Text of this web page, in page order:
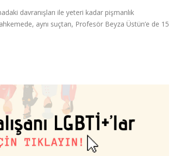
davranışları ile yeteri kadar pişmanlık
aynı suçtan, Profesör Beyza Üstün’e de 15